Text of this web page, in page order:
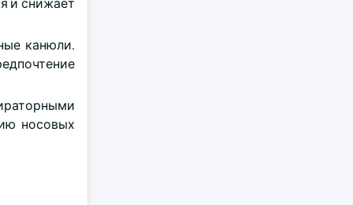
и снижает
канюли.
носовых